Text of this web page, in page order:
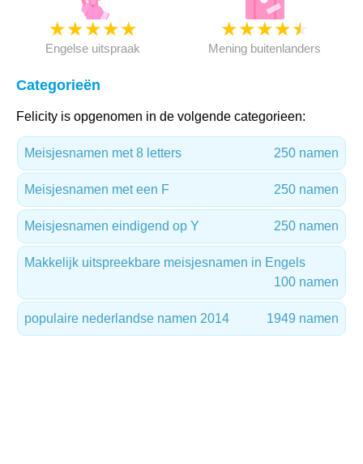
★★★★★
Engelse uitspraak
★★★★★
Mening buitenlanders
Categorieën
Felicity is opgenomen in de volgende categorieen:
Meisjesnamen met 8 letters 250 namen
Meisjesnamen met een F 250 namen
Meisjesnamen eindigend op Y 250 namen
Makkelijk uitspreekbare meisjesnamen in Engels
100 namen
populaire nederlandse namen 2014 1949 namen